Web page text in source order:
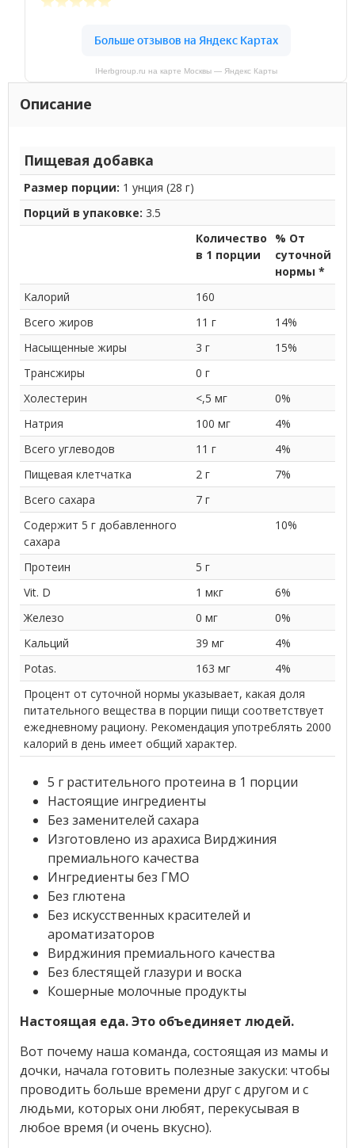
IHerbgroup.ru на карте Москвы — Яндекс Карты
Описание
Пищевая добавка
Размер порции: 1 унция (28 г)
Порций в упаковке: 3.5
Количество
в 1 порции
% От
суточной
нормы *
Калорий
160
Всего жиров
11 г
14%
Насыщенные жиры
3 г
15%
Трансжиры
0 г
Холестерин
<,5 мг
0%
Натрия
100 мг
4%
Всего углеводов
11 г
4%
Пищевая клетчатка
2 г
7%
Всего сахара
7 г
Содержит 5 г добавленного
сахара
10%
Протеин
5 г
Vit. D
1 мкг
6%
Железо
0 мг
0%
Кальций
39 мг
4%
Potas.
163 мг
4%
Процент от суточной нормы указывает, какая доля
питательного вещества в порции пищи соответствует
ежедневному рациону. Рекомендация употреблять 2000
калорий в день имеет общий характер.
5 г растительного протеина в 1 порции
Настоящие ингредиенты
Без заменителей сахара
Изготовлено из арахиса Вирджиния
премиального качества
Ингредиенты без ГМО
Без глютена
Без искусственных красителей и
ароматизаторов
Вирджиния премиального качества
Без блестящей глазури и воска
Кошерные молочные продукты
Настоящая еда. Это объединяет людей.
Вот почему наша команда, состоящая из мамы и
дочки, начала готовить полезные закуски: чтобы
проводить больше времени друг с другом и с
людьми, которых они любят, перекусывая в
любое время (и очень вкусно).